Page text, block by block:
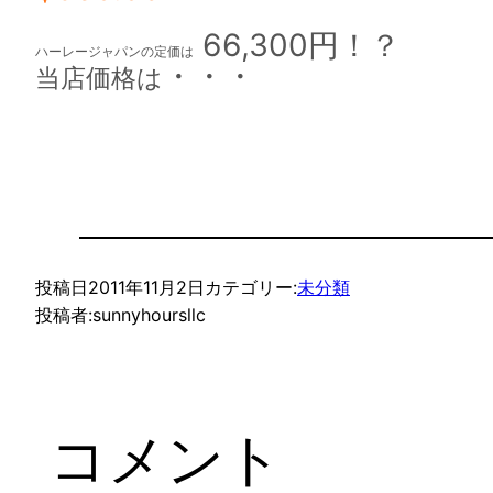
ハーレージャパンの定価は 66,300円！？
当店価格は ・・・
投稿日2011年11月2日 カテゴリー:未分類
投稿者:sunnyhoursllc
コメント